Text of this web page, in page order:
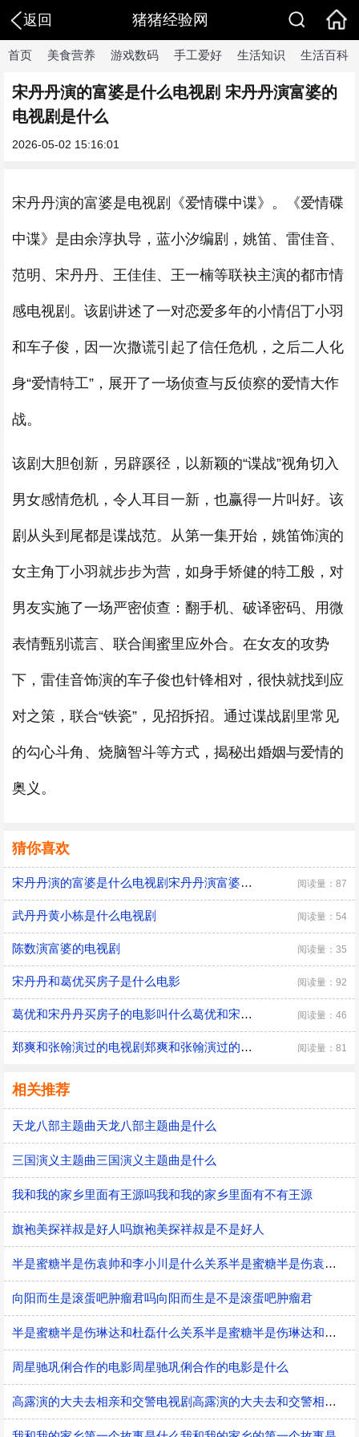
返回 猪猪经验网
首页 美食营养 游戏数码 手工爱好 生活知识 生活百科
宋丹丹演的富婆是什么电视剧 宋丹丹演富婆的
电视剧是什么
2026-05-02 15:16:01
宋丹丹演的富婆是电视剧《爱情碟中谍》。《爱情碟
中谍》是由余淳执导，蓝小汐编剧，姚笛、雷佳音、
范明、宋丹丹、王佳佳、王一楠等联袂主演的都市情
感电视剧。该剧讲述了一对恋爱多年的小情侣丁小羽
和车子俊，因一次撒谎引起了信任危机，之后二人化
身“爱情特工”，展开了一场侦查与反侦察的爱情大作
战。
该剧大胆创新，另辟蹊径，以新颖的“谍战”视角切入
男女感情危机，令人耳目一新，也赢得一片叫好。该
剧从头到尾都是谍战范。从第一集开始，姚笛饰演的
女主角丁小羽就步步为营，如身手矫健的特工般，对
男友实施了一场严密侦查：翻手机、破译密码、用微
表情甄别谎言、联合闺蜜里应外合。在女友的攻势
下，雷佳音饰演的车子俊也针锋相对，很快就找到应
对之策，联合“铁瓷”，见招拆招。通过谍战剧里常见
的勾心斗角、烧脑智斗等方式，揭秘出婚姻与爱情的
奥义。
猜你喜欢
宋丹丹演的富婆是什么电视剧宋丹丹演富婆的电视剧是什么 阅读量：87
武丹丹黄小栋是什么电视剧 阅读量：54
陈数演富婆的电视剧 阅读量：35
宋丹丹和葛优买房子是什么电影 阅读量：92
葛优和宋丹丹买房子的电影叫什么葛优和宋丹丹买房子的电影 阅读量：46
郑爽和张翰演过的电视剧郑爽和张翰演过的电视剧有哪些 阅读量：81
相关推荐
天龙八部主题曲天龙八部主题曲是什么
三国演义主题曲三国演义主题曲是什么
我和我的家乡里面有王源吗我和我的家乡里面有不有王源
旗袍美探祥叔是好人吗旗袍美探祥叔是不是好人
半是蜜糖半是伤袁帅和李小川是什么关系半是蜜糖半是伤袁帅和李小川的关系
向阳而生是滚蛋吧肿瘤君吗向阳而生是不是滚蛋吧肿瘤君
半是蜜糖半是伤琳达和杜磊什么关系半是蜜糖半是伤琳达和杜磊的关系
周星驰巩俐合作的电影周星驰巩俐合作的电影是什么
高露演的大夫去相亲和交警电视剧高露演的大夫去和交警相亲的电视剧